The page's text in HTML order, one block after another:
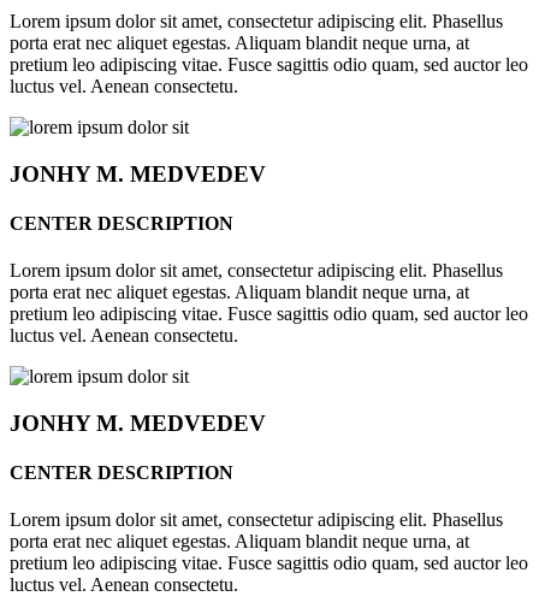
Lorem ipsum dolor sit amet, consectetur adipiscing elit. Phasellus
porta erat nec aliquet egestas. Aliquam blandit neque urna, at
pretium leo adipiscing vitae. Fusce sagittis odio quam, sed auctor leo
luctus vel. Aenean consectetu.
JONHYM. MEDVEDEV
CENTER DESCRIPTION
Lorem ipsum dolor sit amet, consectetur adipiscing elit. Phasellus
porta erat nec aliquet egestas. Aliquam blandit neque urna, at
pretium leo adipiscing vitae. Fusce sagittis odio quam, sed auctor leo
luctus vel. Aenean consectetu.
JONHYM. MEDVEDEV
CENTER DESCRIPTION
Lorem ipsum dolor sit amet, consectetur adipiscing elit. Phasellus
porta erat nec aliquet egestas. Aliquam blandit neque urna, at
pretium leo adipiscing vitae. Fusce sagittis odio quam, sed auctor leo
luctus vel. Aenean consectetu.